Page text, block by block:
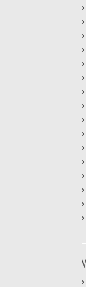
›
›
›
›
›
›
›
›
›
›
›
›
›
›
›
›
›